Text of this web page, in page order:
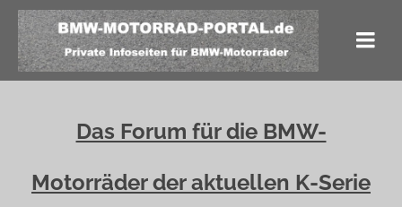
Das Forum für die BMW-
Motorräder der aktuellen K-Serie